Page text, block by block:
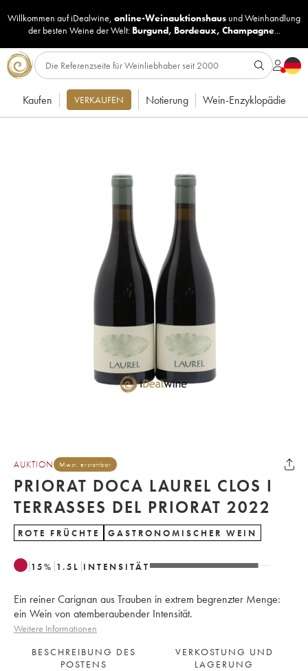
Willkommen auf iDealwine, online-Weinauktionshaus undWeinhandlung
der besten Weine der Welt: Burgund, Bordeaux, Champagne...
Kaufen VERKAUFEN Notierung Wein-Enzyklopädie
AUKTION Mwst. erstattbar
PRIORAT DOCA LAUREL CLOS I
TERRASSES DEL PRIORAT 2022
ROTE FRÜCHTE GASTRONOMISCHER WEIN
15% 1.5 L INTENSITÄT
Ein reiner Carignan aus Trauben in extrem begrenzter Menge:
ein Wein von atemberaubender Intensität.
Weitere Informationen
BESCHREIBUNG DES
POSTENS
VERKOSTUNG UND
LAGERUNG